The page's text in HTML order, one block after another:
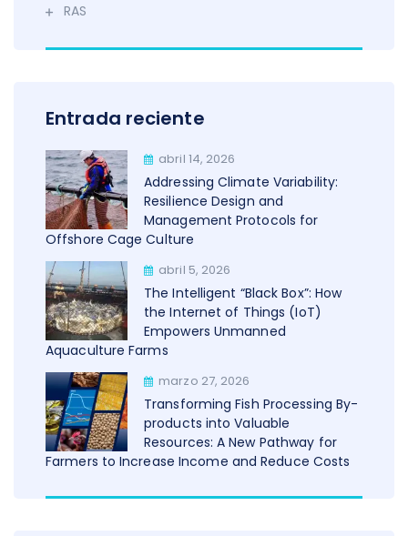
RAS
Entrada reciente
abril 14, 2026
Addressing Climate Variability:
Resilience Design and
Management Protocols for
Offshore Cage Culture
abril 5, 2026
The Intelligent “Black Box”: How
the Internet of Things (IoT)
Empowers Unmanned
Aquaculture Farms
marzo 27, 2026
Transforming Fish Processing By-
products into Valuable
Resources: A New Pathway for
Farmers to Increase Income and Reduce Costs